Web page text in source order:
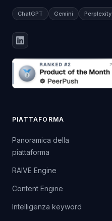
ChatGPT Gemini Perplexity
PIATTAFORMA
Panoramica della
piattaforma
RAIVE Engine
Content Engine
Intelligenza keyword